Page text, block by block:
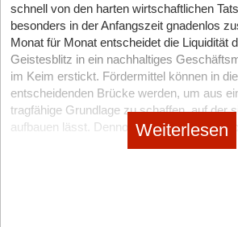
Landesbürgschaften
und Hansestadt
Förderdatenbank : Erfahren Sie hier alle
Fördermittel Landesbürgschaften der
Hamburg»weiterlesen
schnell von den harten wirtschaftlichen
besonders in der Anfangszeit gnadenlos
Monat für Monat entscheidet die Liquidität
Geistesblitz in ein nachhaltiges
im Keim erstickt. Fördermittel können in
entscheidenden Brücke werden, um aus
tragfähige Grundlage zu schaffen, auf der
aufbauen lässt. Dennoch bleiben diese
Weiterlesen